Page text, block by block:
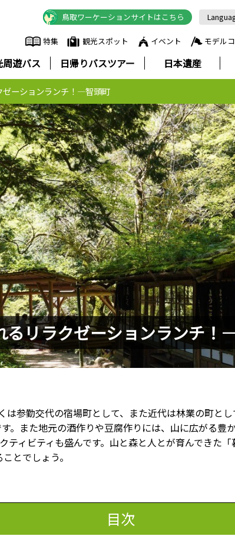
特集 観光スポット イベント モデル
中文
中文
한
ภาษา
鳥取ワーケーションサイトはこちら
周遊バス 日帰りバスツアー 日本遺産
ゼーションランチ！—智頭町
るリラクゼーションランチ！
参勤交代の宿場町として、また近代は林業の町と
。また地元の酒作りや豆腐作りには、山に広がる豊
ティビティも盛んです。山と森と人とが育んできた
とでしょう。
目次